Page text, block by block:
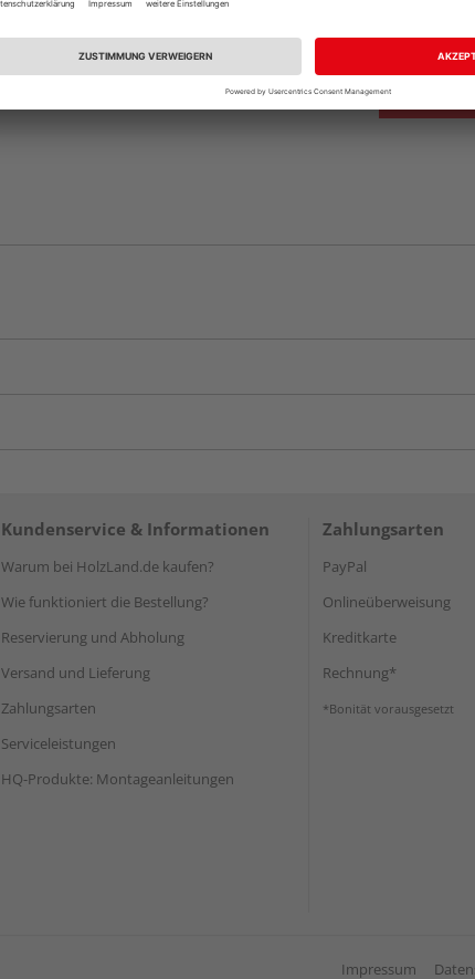
Kundenservice & Informationen
Warum bei HolzLand.de kaufen?
Wie funktioniert die Bestellung?
Reservierung und Abholung
Versand und Lieferung
Zahlungsarten
Serviceleistungen
HQ-Produkte: Montageanleitungen
Zahlungsarten
PayPal
Onlineüberweisung
Kreditkarte
Rechnung*
*Bonität vorausgesetzt
Impressum